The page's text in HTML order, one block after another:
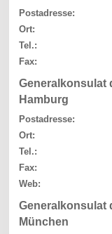
Postadresse:
Ort:
Tel.:
Fax:
Generalkonsulat
Hamburg
Postadresse:
Ort:
Tel.:
Fax:
Web:
Generalkonsulat
München